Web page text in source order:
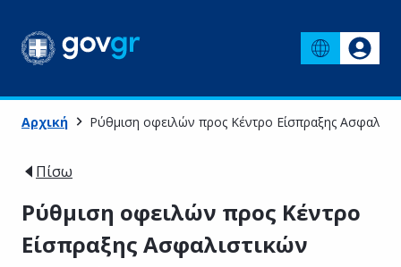
Αρχική Ρύθμιση οφειλών προς Κέντρο Είσπραξης
Πίσω
Ρύθμιση οφειλών προς Κέντρο
Είσπραξης Ασφαλιστικών